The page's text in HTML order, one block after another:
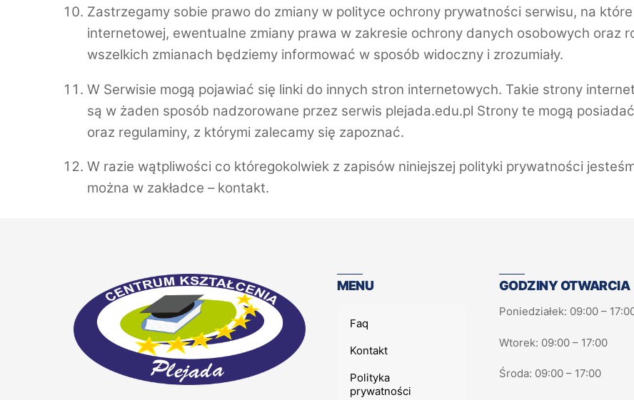
Zastrzegamy sobie prawo do zmiany w polityce ochrony prywatności serwisu, na
internetowej, ewentualne zmiany prawa w zakresie ochrony danych osobowych oraz
wszelkich zmianach będziemy informować w sposób widoczny i zrozumiały.
W Serwisie mogą pojawiać się linki do innych stron internetowych. Takie strony
są w żaden sposób nadzorowane przez serwis plejada.edu.pl Strony te mogą
oraz regulaminy, z którymi zalecamy się zapoznać.
W razie wątpliwości co któregokolwiek z zapisów niniejszej polityki prywatności
można w zakładce – kontakt.
MENU
Faq
Kontakt
Polityka
prywatności
GODZINY OTWARCIA
Poniedziałek: 09:00 –
Wtorek: 09:00 – 17:00
Środa: 09:00 – 17:00